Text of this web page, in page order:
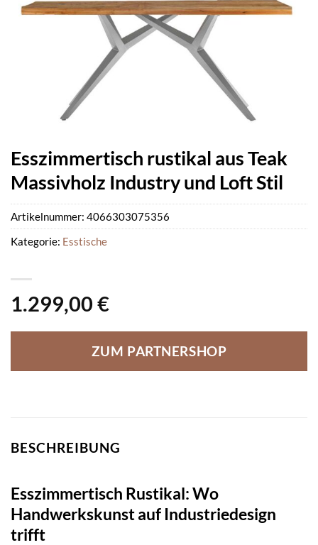
Esszimmertisch rustikal aus Teak
Massivholz Industry und Loft Stil
1.299,00 €
ZUM PARTNERSHOP
Artikelnummer: 4066303075356
Kategorie: Esstische
BESCHREIBUNG
Esszimmertisch Rustikal: Wo
Handwerkskunst auf Industriedesign
trifft